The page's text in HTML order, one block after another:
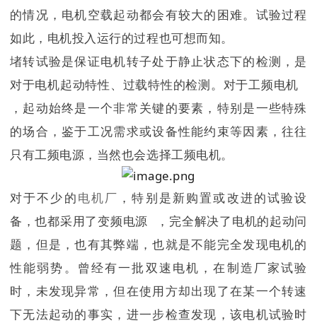
的情况，电机空载起动都会有较大的困难。 试验过程
如此，电机投入运行的过程也可想而知。
堵转试验是保证电机转子处于静止状态下的检测，是
对于电机起动特性、过载特性的检测。对于工频电机
，起动始终是一个非常关键的要素，特别是一些特殊
的场合，鉴于工况需求或设备性能约束等因素，往往
只有工频电源，当然也会选择工频电机。
对于不少的电机厂 ，特别是新购置或改进的试验设
备，也都采用了变频电源
，完全解决了电机的起动问
题，但是，也有其弊端，也就是不能完全发现电机的
性能弱势。 曾经有一批双速电机，在制造厂家试验
时，未发现异常，但在使用方却出现了在某一个转速
下无法起动的事实，进一步检查发现，该电机试验时